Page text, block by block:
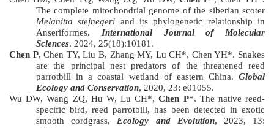
The complete mitochondrial genome of the siberian scoter
Melanitta stejnegeri and its phylogenetic relationship in
Anseriformes. International Journal of Molecular
Sciences. 2024, 25(18):10181.
Chen P, Chen TY, Liu B, Zhang MY, Lu CH*, Chen YH*. Snakes
are the principal nest predators of the threatened reed
parrotbill in a coastal wetland of eastern China. Global
Ecology and Conservation, 2020, 23: e01055.
Wu DW, Wang ZQ, Hu W, Lu CH*,Chen P*. The native reed-
specific bird, reed parrotbill, has been detected in exotic
smooth cordgrass,Ecology and Evolution, 2023, 13: